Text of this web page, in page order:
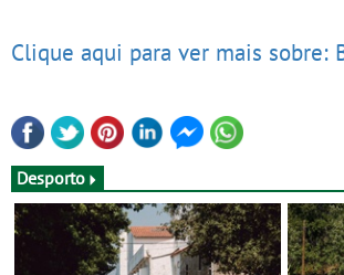
Clique aqui para ver mais sobre:
Desporto